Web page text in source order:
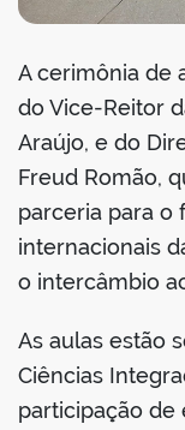
A cerimônia de
do Vice-Reitor
Araújo, e do
Freud Romão,
parceria para o
internacionais
o intercâmbio
As aulas estão
Ciências
participação de